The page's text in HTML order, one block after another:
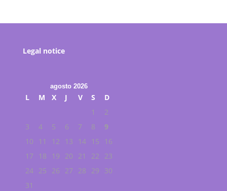
Legal notice
agosto 2026
L M X J V S
D
1
2
3
4 5 6 7 8
9
10
11 12 13 14 15
16
17
18 19 20 21 22
23
24 25 26 27 28 29
30
31